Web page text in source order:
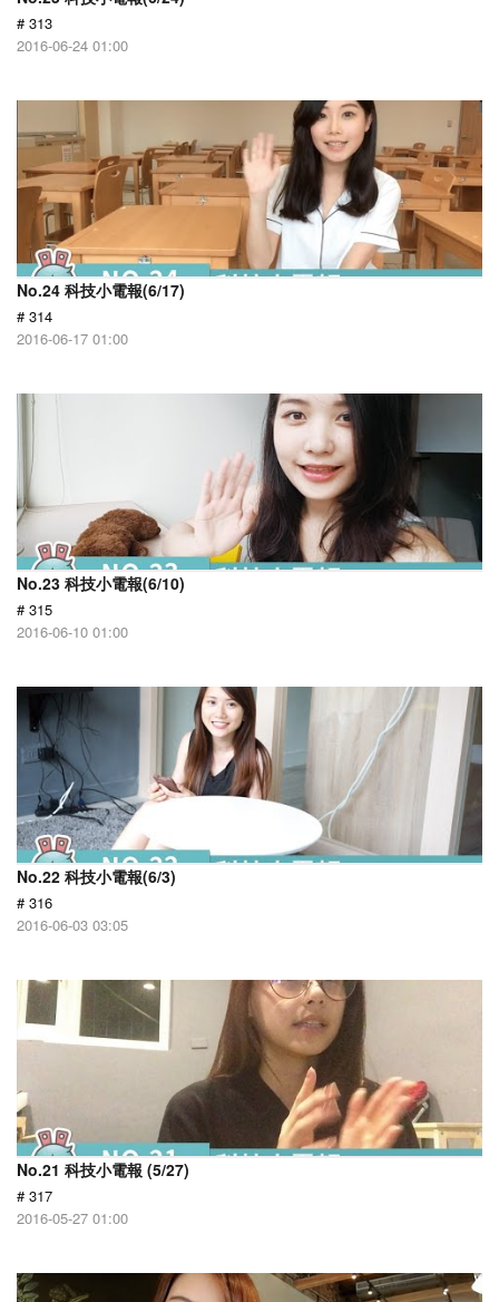
# 313
2016-06-24 01:00
No.24 科技小電報(6/17)
# 314
2016-06-17 01:00
No.23 科技小電報(6/10)
# 315
2016-06-10 01:00
No.22 科技小電報(6/3)
# 316
2016-06-03 03:05
No.21 科技小電報 (5/27)
# 317
2016-05-27 01:00